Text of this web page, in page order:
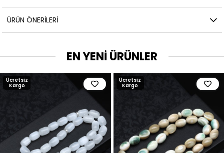
ÜRÜN ÖNERILERI
EN YENİ ÜRÜNLER
Ücretsiz
Kargo
Ücretsiz
Kargo